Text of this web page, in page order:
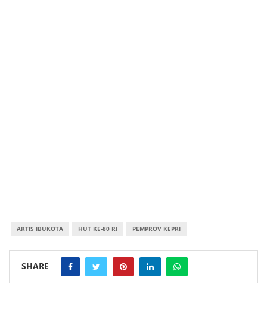
ARTIS IBUKOTA HUT KE-80 RI PEMPROV KEPRI
SHARE